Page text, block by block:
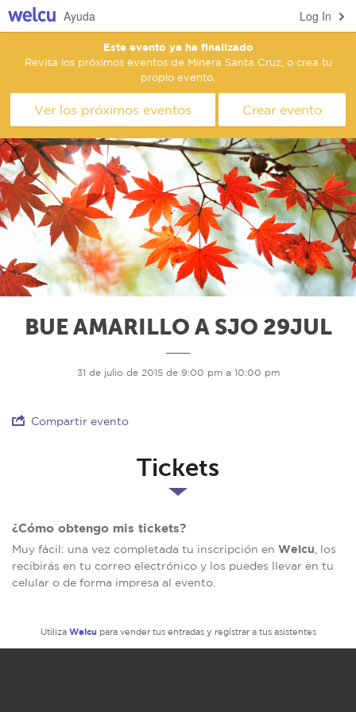
Log In
Ayuda
Este evento ya ha finalizado
Revisa los próximos eventos de Minera Santa Cruz, o crea tu
propio evento.
Ver los próximos eventos Crear evento
BUE AMARILLO A SJO 29JUL
31 de julio de 2015 de 9:00 pm a 10:00 pm
Compartir evento
Tickets
¿Cómo obtengo mis tickets?
Muy fácil: una vez completada tu inscripción en Welcu , los
recibirás en tu correo electrónico y los puedes llevar en tu
celular o de forma impresa al evento.
Utiliza Welcu para vender tus entradas y registrar a tus asistentes